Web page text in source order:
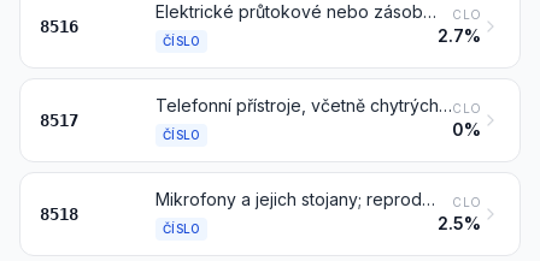
8516
Elektrické průtokové nebo zásobníkové ohřívače vody a ponorné ohřívače; elektrické přístroje pro vytápění prostor a půdy (zeminy); elektrotepelné přístroje pro péči o vlasy (například vysoušeče vlasů, natáčky na vlasy, vlasové kulmy) a vysoušeče rukou; elektrické žehličky; ostatní elektrotepelné přístroje používané v domácnosti; elektrické topné rezistory (odpory), jiné než čísla 8545
ČÍSLO
CLO
2.7%
8517
Telefonní přístroje, včetně chytrých telefonů a jiných telefonů pro celulární sítě nebo jiné bezdrátové sítě; ostatní přístroje pro vysílání nebo přijímání hlasu, obrazů nebo jiných dat, včetně přístrojů pro komunikaci v drátových nebo bezdrátových sítích (jako jsou lokální nebo dálkové sítě), jiné než vysílací nebo přijímací přístroje čísel 8443, 8525, 8527 nebo 8528
ČÍSLO
CLO
0%
8518
Mikrofony a jejich stojany; reproduktory, též vestavěné; sluchátka všech druhů, též kombinovaná s mikrofonem, a soupravy (sady) sestávající z mikrofonu a jednoho nebo více reproduktorů; elektrické nízkofrekvenční zesilovače; elektrické zesilovače zvuku
ČÍSLO
CLO
2.5%